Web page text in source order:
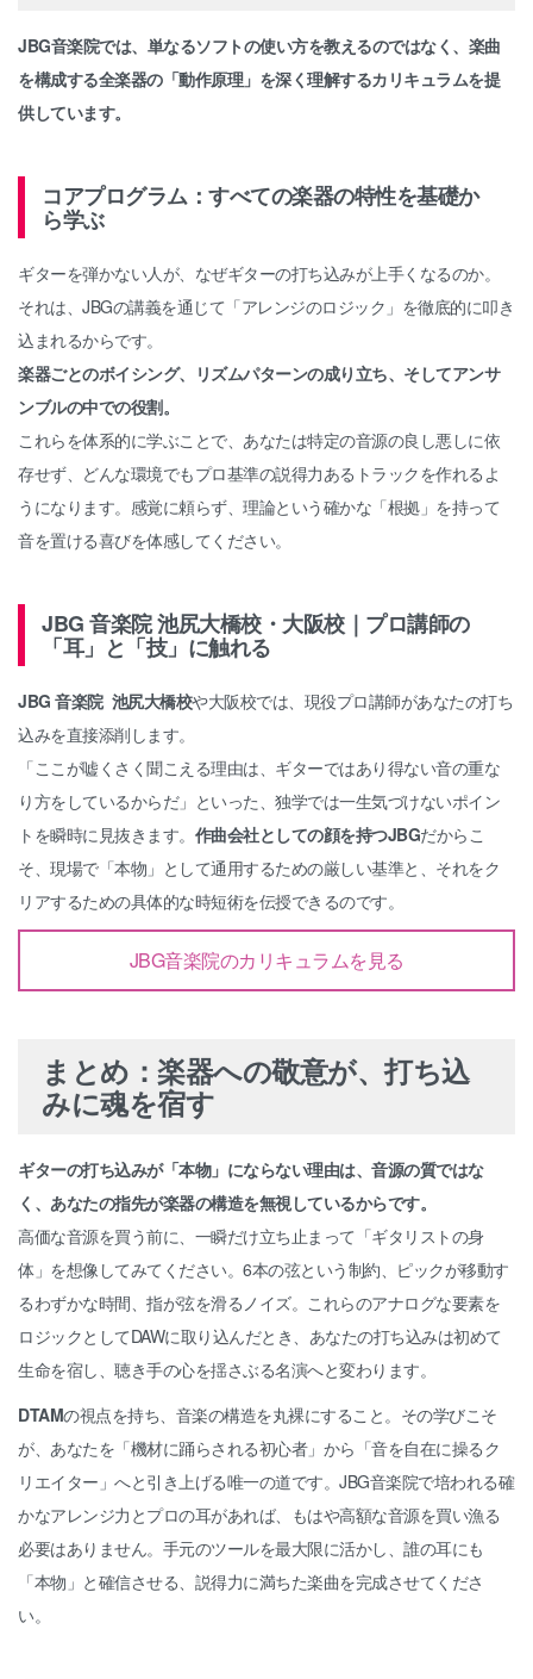
JBG音楽院では、単なるソフトの使い方を教えるのではなく、楽曲
を構成する全楽器の「動作原理」を深く理解するカリキュラムを提
供しています。
コアプログラム：すべての楽器の特性を基礎か
ら学ぶ
ギターを弾かない人が、なぜギターの打ち込みが上手くなるのか。
それは、JBGの講義を通じて「アレンジのロジック」を徹底的に叩き
込まれるからです。
楽器ごとのボイシング、リズムパターンの成り立ち、そしてアンサ
ンブルの中での役割。
これらを体系的に学ぶことで、あなたは特定の音源の良し悪しに依
存せず、どんな環境でもプロ基準の説得力あるトラックを作れるよ
うになります。感覚に頼らず、理論という確かな「根拠」を持って
音を置ける喜びを体感してください。
JBG 音楽院 池尻大橋校・大阪校｜プロ講師の
「耳」と「技」に触れる
JBG 音楽院 池尻大橋校や大阪校では、現役プロ講師があなたの打ち
込みを直接添削します。
「ここが嘘くさく聞こえる理由は、ギターではあり得ない音の重な
り方をしているからだ」といった、独学では一生気づけないポイン
トを瞬時に見抜きます。 作曲会社としての顔を持つJBGだからこ
そ、現場で「本物」として通用するための厳しい基準と、それをク
リアするための具体的な時短術を伝授できるのです。
JBG音楽院のカリキュラムを見る
まとめ：楽器への敬意が、打ち込
みに魂を宿す
ギターの打ち込みが「本物」にならない理由は、音源の質ではな
く、あなたの指先が楽器の構造を無視しているからです。
高価な音源を買う前に、一瞬だけ立ち止まって「ギタリストの身
体」を想像してみてください。6本の弦という制約、ピックが移動す
るわずかな時間、指が弦を滑るノイズ。これらのアナログな要素を
ロジックとしてDAWに取り込んだとき、あなたの打ち込みは初めて
生命を宿し、聴き手の心を揺さぶる名演へと変わります。
DTAMの視点を持ち、音楽の構造を丸裸にすること。その学びこそ
が、あなたを「機材に踊らされる初心者」から「音を自在に操るク
リエイター」へと引き上げる唯一の道です。JBG音楽院で培われる確
かなアレンジ力とプロの耳があれば、もはや高額な音源を買い漁る
必要はありません。手元のツールを最大限に活かし、誰の耳にも
「本物」と確信させる、説得力に満ちた楽曲を完成させてくださ
い。